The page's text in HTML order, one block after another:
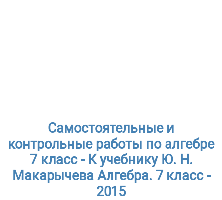
Самостоятельные и
контрольные работы по алгебре
7 класс - К учебнику Ю. Н.
Макарычева Алгебра. 7 класс -
2015